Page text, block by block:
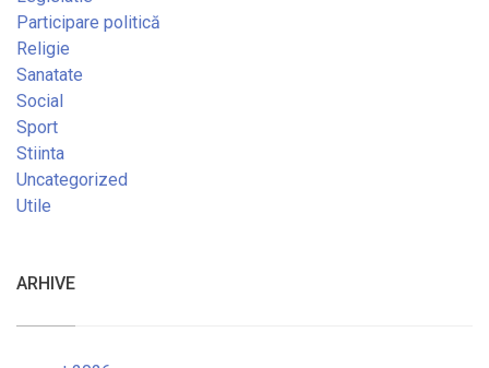
Participare politică
Religie
Sanatate
Social
Sport
Stiinta
Uncategorized
Utile
ARHIVE